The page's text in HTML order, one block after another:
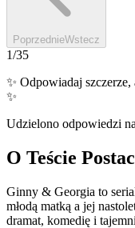
PoprzednieWstecz
1/35
✨ Odpowiadaj
✨
Udzielono odpowiedzi
O Teście
Ginny & Georgia to
młodą matką a jej
dramat, komedię i